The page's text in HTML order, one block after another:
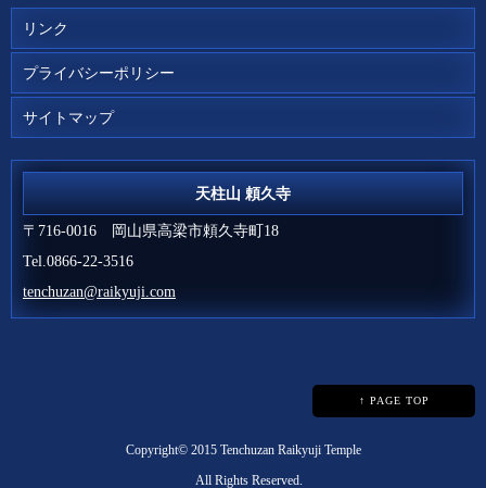
リンク
プライバシーポリシー
サイトマップ
天柱山 頼久寺
〒716-0016 岡山県高梁市頼久寺町18
Tel.0866-22-3516
tenchuzan@raikyuji.com
↑ PAGE TOP
Copyright© 2015 Tenchuzan Raikyuji Temple
All Rights Reserved.